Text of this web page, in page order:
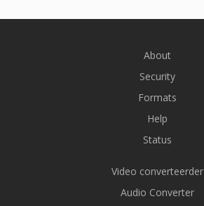
About
Security
Formats
Help
Status
Video converteerder
Audio Converter